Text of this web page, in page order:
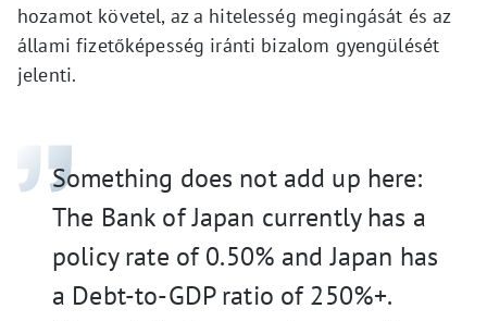
hozamot követel, az a hitelesség megingását és az
állami fizetőképesség iránti bizalom gyengülését
jelenti.
Something does not add up here:
The Bank of Japan currently has a
policy rate of 0.50% and Japan has
a Debt-to-GDP ratio of 250%+.